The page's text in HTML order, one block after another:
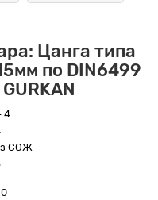
Цанга типа
по DIN6499
4
СОЖ